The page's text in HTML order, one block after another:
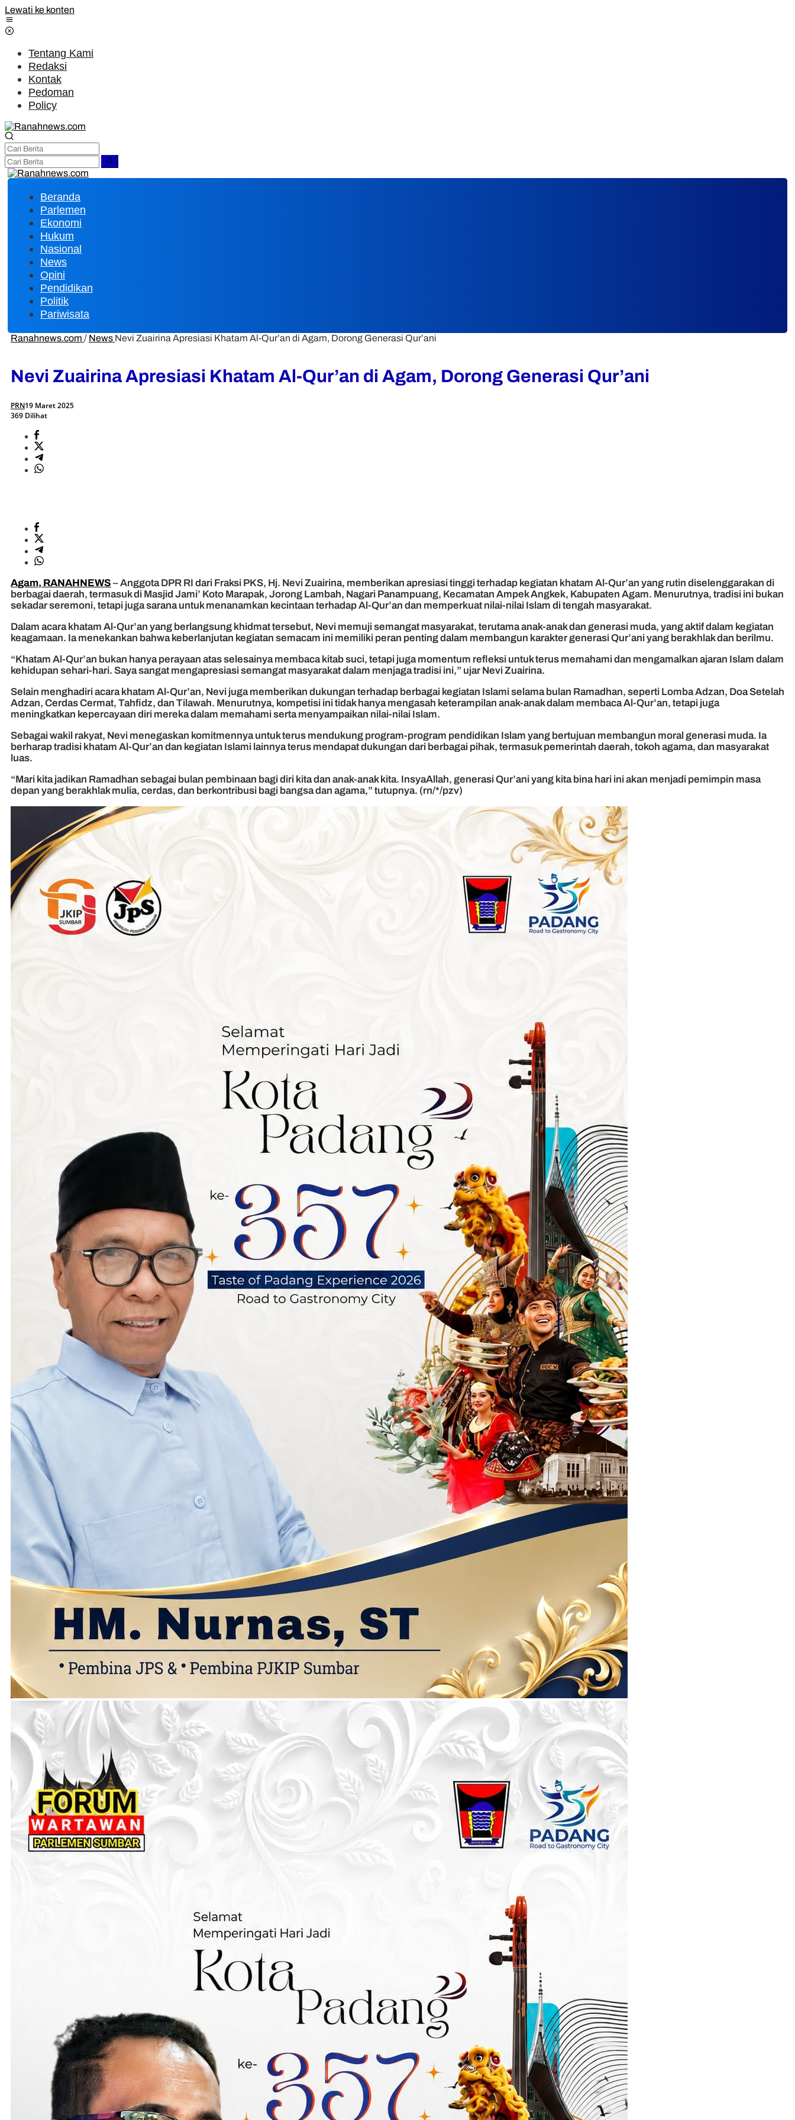
Lewati ke konten
Tentang Kami
Redaksi
Kontak
Pedoman
Policy
Beranda
Parlemen
Ekonomi
Hukum
Nasional
News
Opini
Pendidikan
Politik
Pariwisata
Ranahnews.com / News Nevi Zuairina Apresiasi Khatam Al-Qur’an di Agam, Dorong Generasi Qur’ani
Nevi Zuairina Apresiasi Khatam Al-Qur’an di Agam, Dorong Generasi Qur’ani
PRN19 Maret 2025
369 Dilihat
Agam, RANAHNEWS – Anggota DPR RI dari Fraksi PKS, Hj. Nevi Zuairina, memberikan apresiasi tinggi terhadap kegiatan khatam Al-Qur’an yang rutin diselenggarakan di
berbagai daerah, termasuk di Masjid Jami’ Koto Marapak, Jorong Lambah, Nagari Panampuang, Kecamatan Ampek Angkek, Kabupaten Agam. Menurutnya, tradisi ini bukan
sekadar seremoni, tetapi juga sarana untuk menanamkan kecintaan terhadap Al-Qur’an dan memperkuat nilai-nilai Islam di tengah masyarakat.
Dalam acara khatam Al-Qur’an yang berlangsung khidmat tersebut, Nevi memuji semangat masyarakat, terutama anak-anak dan generasi muda, yang aktif dalam kegiatan
keagamaan. Ia menekankan bahwa keberlanjutan kegiatan semacam ini memiliki peran penting dalam membangun karakter generasi Qur’ani yang berakhlak dan berilmu.
“Khatam Al-Qur’an bukan hanya perayaan atas selesainya membaca kitab suci, tetapi juga momentum refleksi untuk terus memahami dan mengamalkan ajaran Islam dalam
kehidupan sehari-hari. Saya sangat mengapresiasi semangat masyarakat dalam menjaga tradisi ini,” ujar Nevi Zuairina.
Selain menghadiri acara khatam Al-Qur’an, Nevi juga memberikan dukungan terhadap berbagai kegiatan Islami selama bulan Ramadhan, seperti Lomba Adzan, Doa Setelah
Adzan, Cerdas Cermat, Tahfidz, dan Tilawah. Menurutnya, kompetisi ini tidak hanya mengasah keterampilan anak-anak dalam membaca Al-Qur’an, tetapi juga
meningkatkan kepercayaan diri mereka dalam memahami serta menyampaikan nilai-nilai Islam.
Sebagai wakil rakyat, Nevi menegaskan komitmennya untuk terus mendukung program-program pendidikan Islam yang bertujuan membangun moral generasi muda. Ia
berharap tradisi khatam Al-Qur’an dan kegiatan Islami lainnya terus mendapat dukungan dari berbagai pihak, termasuk pemerintah daerah, tokoh agama, dan masyarakat
luas.
“Mari kita jadikan Ramadhan sebagai bulan pembinaan bagi diri kita dan anak-anak kita. InsyaAllah, generasi Qur’ani yang kita bina hari ini akan menjadi pemimpin masa
depan yang berakhlak mulia, cerdas, dan berkontribusi bagi bangsa dan agama,” tutupnya. (rn/*/pzv)